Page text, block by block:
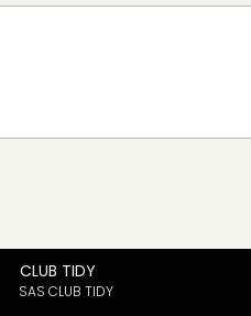
CLUB TIDY
SAS CLUB TIDY